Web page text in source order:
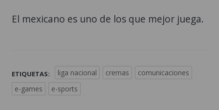
El mexicano es uno de los que mejor juega.
ETIQUETAS: liga nacional cremas
comunicaciones
e-games
e-sports